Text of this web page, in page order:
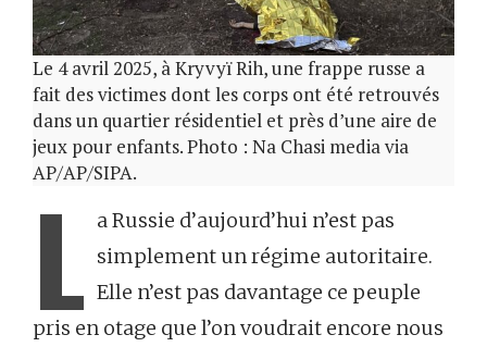
Le 4 avril 2025, à Kryvyï Rih, une frappe russe a
fait des victimes dont les corps ont été retrouvés
dans un quartier résidentiel et près d’une aire de
jeux pour enfants. Photo : Na Chasi media via
AP/AP/SIPA.
L a Russie d’aujourd’hui n’est pas
simplement un régime autoritaire.
Elle n’est pas davantage ce peuple
pris en otage que l’on voudrait encore nous